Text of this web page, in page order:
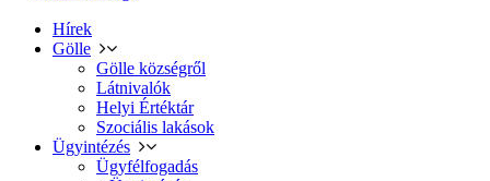
Hírek
Gölle
Gölle községről
Látnivalók
Helyi Értéktár
Szociális lakások
Ügyintézés
Ügyfélfogadás